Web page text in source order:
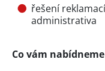
řešení
administrativa
Co vám nabídneme